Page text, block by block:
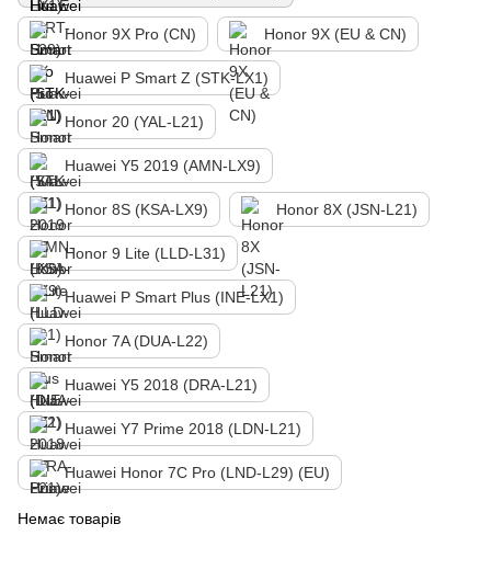
Honor 9X Pro (CN) Honor 9X (EU & CN)
Huawei P Smart Z (STK-LX1)
Honor 20 (YAL-L21)
Huawei Y5 2019 (AMN-LX9)
Honor 8S (KSA-LX9) Honor 8X (JSN-L21)
Honor 9 Lite (LLD-L31)
Huawei P Smart Plus (INE-LX1)
Honor 7A (DUA-L22)
Huawei Y5 2018 (DRA-L21)
Huawei Y7 Prime 2018 (LDN-L21)
Huawei Honor 7C Pro (LND-L29) (EU)
Немає товарів